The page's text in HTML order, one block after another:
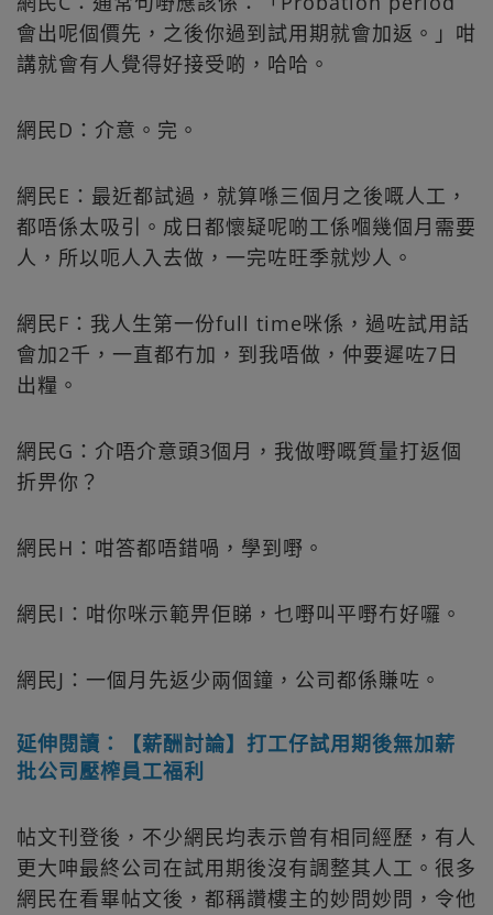
會出呢個價先，之後你過到試用期就會加返。」咁
講就會有人覺得好接受啲，哈哈。
網民D：介意。完。
網民E：最近都試過，就算喺三個月之後嘅人工，
都唔係太吸引。成日都懷疑呢啲工係嗰幾個月需要
人，所以呃人入去做，一完咗旺季就炒人。
網民F：我人生第一份full time咪係，過咗試用話
會加2千，一直都冇加，到我唔做，仲要遲咗7日
出糧。
網民G：介唔介意頭3個月，我做嘢嘅質量打返個
折畀你？
網民H：咁答都唔錯喎，學到嘢。
網民I：咁你咪示範畀佢睇，乜嘢叫平嘢冇好囉。
網民J：一個月先返少兩個鐘，公司都係賺咗。
延伸閱讀：【薪酬討論】打工仔試用期後無加薪
批公司壓榨員工福利
帖文刊登後，不少網民均表示曾有相同經歷，有人
更大呻最終公司在試用期後沒有調整其人工。很多
網民在看畢帖文後，都稱讚樓主的妙問妙問，令他